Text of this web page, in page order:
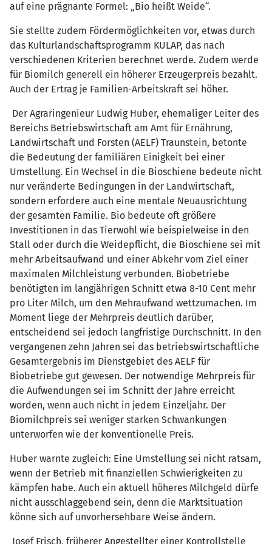
auf eine prägnante Formel: „Bio heißt Weide“.
Sie stellte zudem Fördermöglichkeiten vor, etwas durch
das Kulturlandschaftsprogramm KULAP, das nach
verschiedenen Kriterien berechnet werde. Zudem werde
für Biomilch generell ein höherer Erzeugerpreis bezahlt.
Auch der Ertrag je Familien-Arbeitskraft sei höher.
Der Agraringenieur Ludwig Huber, ehemaliger Leiter des
Bereichs Betriebswirtschaft am Amt für Ernährung,
Landwirtschaft und Forsten (AELF) Traunstein, betonte
die Bedeutung der familiären Einigkeit bei einer
Umstellung. Ein Wechsel in die Bioschiene bedeute nicht
nur veränderte Bedingungen in der Landwirtschaft,
sondern erfordere auch eine mentale Neuausrichtung
der gesamten Familie. Bio bedeute oft größere
Investitionen in das Tierwohl wie beispielweise in den
Stall oder durch die Weidepflicht, die Bioschiene sei mit
mehr Arbeitsaufwand und einer Abkehr vom Ziel einer
maximalen Milchleistung verbunden. Biobetriebe
benötigten im langjährigen Schnitt etwa 8-10 Cent mehr
pro Liter Milch, um den Mehraufwand wettzumachen. Im
Moment liege der Mehrpreis deutlich darüber,
entscheidend sei jedoch langfristige Durchschnitt. In den
vergangenen zehn Jahren sei das betriebswirtschaftliche
Gesamtergebnis im Dienstgebiet des AELF für
Biobetriebe gut gewesen. Der notwendige Mehrpreis für
die Aufwendungen sei im Schnitt der Jahre erreicht
worden, wenn auch nicht in jedem Einzeljahr. Der
Biomilchpreis sei weniger starken Schwankungen
unterworfen wie der konventionelle Preis.
Huber warnte zugleich: Eine Umstellung sei nicht ratsam,
wenn der Betrieb mit finanziellen Schwierigkeiten zu
kämpfen habe. Auch ein aktuell höheres Milchgeld dürfe
nicht ausschlaggebend sein, denn die Marktsituation
könne sich auf unvorhersehbare Weise ändern.
Josef Frisch, früherer Angestellter einer Kontrollstelle